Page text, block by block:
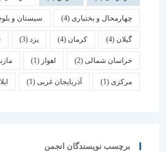
چهارمحال و بختیاری (4) سیستان و بلوچستان(4)
کرمان یزد خراسان
خراسان شمالی(2) اهواز مازندران(1)
(1) آذربایجان غربی(1) ایلام
برچسب نویسندگان انجمن